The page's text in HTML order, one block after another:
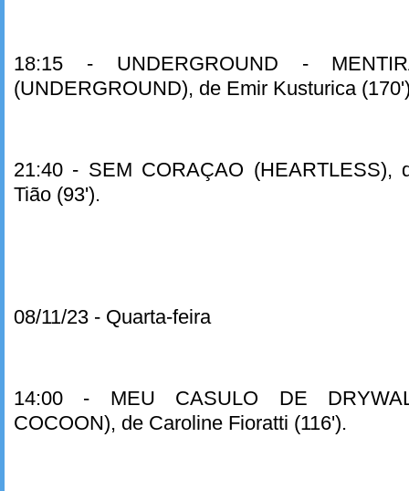
18:15 - UNDERGROUND -
(UNDERGROUND), de Emir Kusturica
21:40 - SEM CORAÇAO (HEARTLESS),
Tião (93').
08/11/23 - Quarta-feira
14:00 - MEU CASULO DE
COCOON), de Caroline Fioratti (116').